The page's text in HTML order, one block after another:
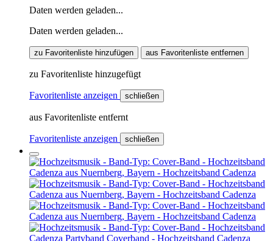
Daten werden geladen...
Daten werden geladen...
zu Favoritenliste hinzufügen aus Favoritenliste entfernen
zu Favoritenliste hinzugefügt
Favoritenliste anzeigen schließen
aus Favoritenliste entfernt
Favoritenliste anzeigen schließen